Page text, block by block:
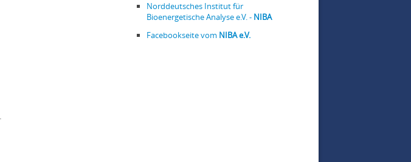
Norddeutsches Institut für
Bioenergetische Analyse e.V. - NIBA
Facebookseite vom NIBA e.V.